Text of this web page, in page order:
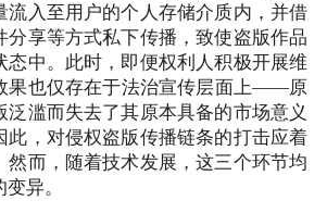
流入至用户的个人存储介质内，并借
分享等方式私下传播，致使盗版作品
态中。此时，即便权利人积极开展维
果也仅存在于法治宣传层面上——原
泛滥而失去了其原本具备的市场意义
此，对侵权盗版传播链条的打击应着
然而，随着技术发展，这三个环节均
异。